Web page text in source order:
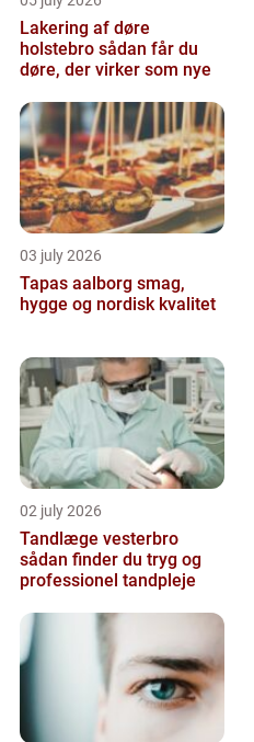
Lakering af døre
holstebro sådan får du
døre, der virker som nye
03 july 2026
Tapas aalborg smag,
hygge og nordisk kvalitet
02 july 2026
Tandlæge vesterbro
sådan finder du tryg og
professionel tandpleje